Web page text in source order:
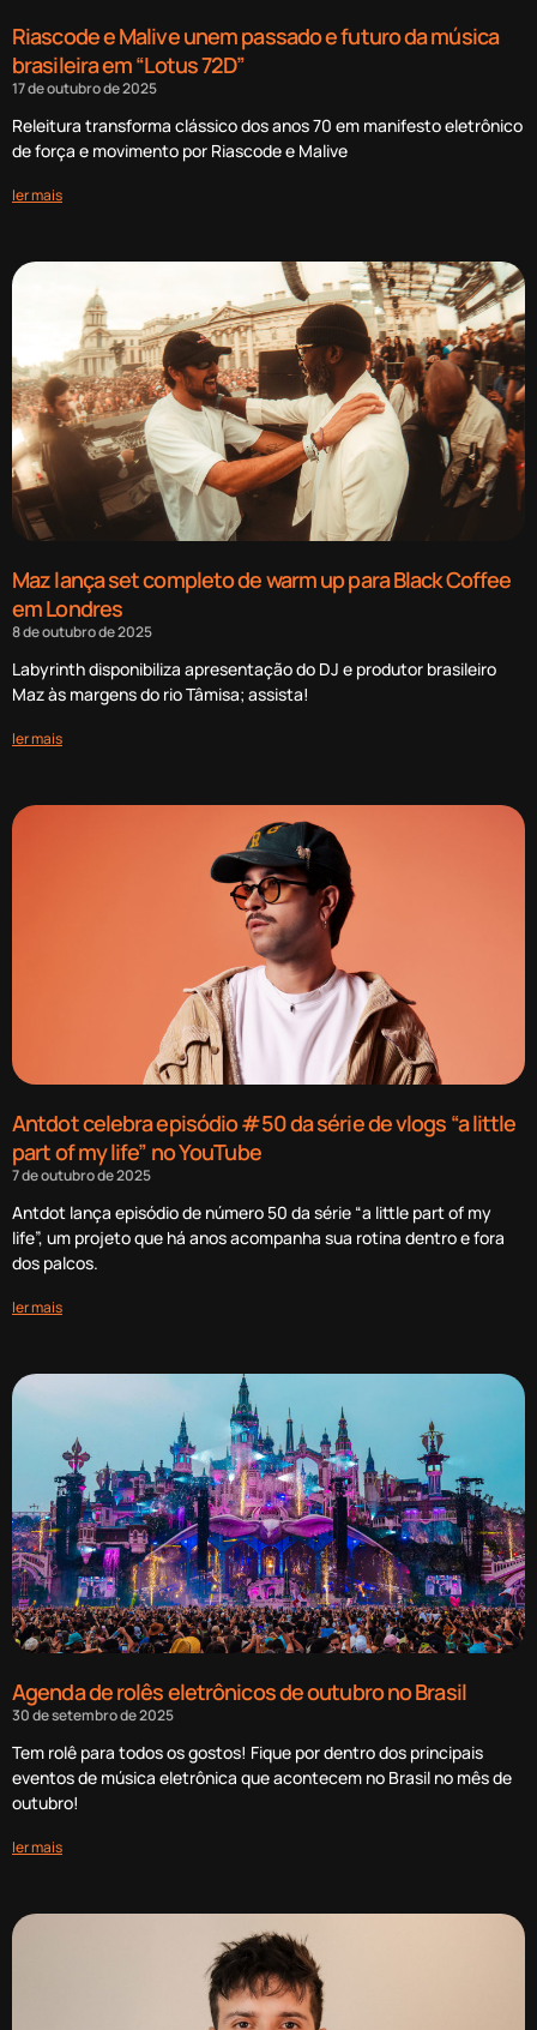
Riascode e Malive unem passado e futuro da música
brasileira em “Lotus 72D”
17 de outubro de 2025
Releitura transforma clássico dos anos 70 em manifesto eletrônico
de força e movimento por Riascode e Malive
ler mais
Maz lança set completo de warm up para Black Coffee
em Londres
8 de outubro de 2025
Labyrinth disponibiliza apresentação do DJ e produtor brasileiro
Maz às margens do rio Tâmisa; assista!
ler mais
Antdot celebra episódio #50 da série de vlogs “a little
part of my life” no YouTube
7 de outubro de 2025
Antdot lança episódio de número 50 da série “a little part of my
life”, um projeto que há anos acompanha sua rotina dentro e fora
dos palcos.
ler mais
Agenda de rolês eletrônicos de outubro no Brasil
30 de setembro de 2025
Tem rolê para todos os gostos! Fique por dentro dos principais
eventos de música eletrônica que acontecem no Brasil no mês de
outubro!
ler mais